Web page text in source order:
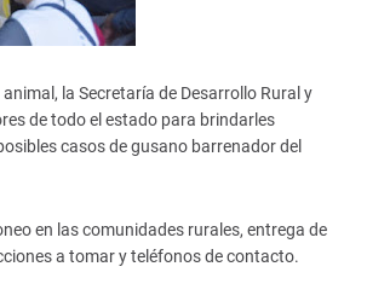
la Secretaría de Desarrollo Rural y
de todo el estado para brindarles
casos de gusano barrenador del
en las comunidades rurales, entrega de
a tomar y teléfonos de contacto.